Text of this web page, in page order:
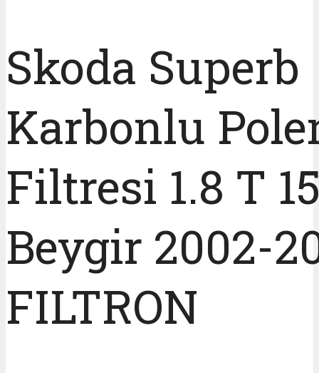
Skoda Superb
Karbonlu
Filtresi 1.8 T
Beygir 2002-
FILTRON